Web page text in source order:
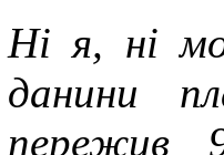
Ні я, ні
данини
пережив